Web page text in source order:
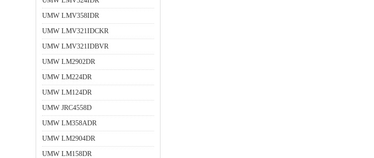
UMW LMV358IDR
UMW LMV321IDCKR
UMW LMV321IDBVR
UMW LM2902DR
UMW LM224DR
UMW LM124DR
UMW JRC4558D
UMW LM358ADR
UMW LM2904DR
UMW LM158DR